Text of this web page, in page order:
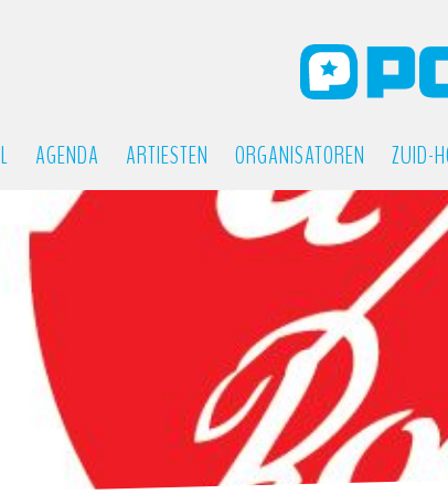
AGENDA ARTIESTEN ORGANISATOREN ZUID-